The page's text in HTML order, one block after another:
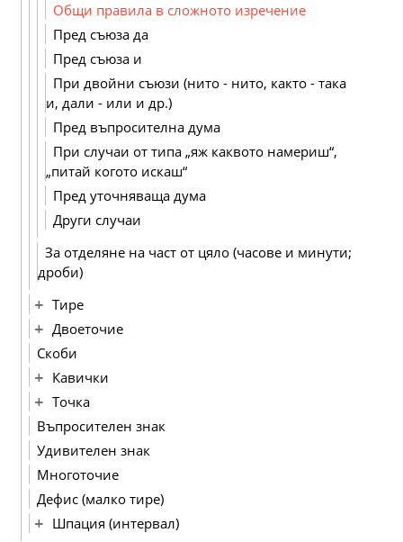
Общи правила в сложното изречение
Пред съюза да
Пред съюза и
При двойни съюзи (нито - нито, както - така
и, дали - или и др.)
Пред въпросителна дума
При случаи от типа „яж каквото намериш“,
„питай когото искаш“
Пред уточняваща дума
Други случаи
За отделяне на част от цяло (часове и минути;
дроби)
Тире
Двоеточие
Скоби
Кавички
Точка
Въпросителен знак
Удивителен знак
Многоточие
Дефис (малко тире)
Шпация (интервал)